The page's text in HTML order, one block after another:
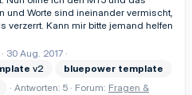
und Worte sind ineinander vermischt,
verzerrt. Kann mir bitte jemand helfen
30 Aug. 2017
v2 bluepower template
Antworten: 5 Forum: Fragen &